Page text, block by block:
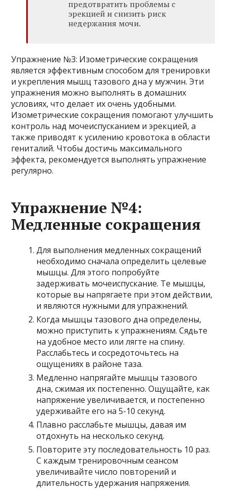
предотвратить проблемы с
эрекцией и снизить риск
недержания мочи.
Упражнение №3: Изометрические сокращения
является эффективным способом для тренировки
и укрепления мышц тазового дна у мужчин. Эти
упражнения можно выполнять в домашних
условиях, что делает их очень удобными.
Изометрические сокращения помогают улучшить
контроль над мочеиспусканием и эрекцией, а
также приводят к усилению кровотока в области
гениталий. Чтобы достичь максимального
эффекта, рекомендуется выполнять упражнение
регулярно.
Упражнение №4:
Медленные сокращения
Для выполнения медленных сокращений
необходимо сначала определить целевые
мышцы. Для этого попробуйте
задерживать мочеиспускание. Те мышцы,
которые вы напрягаете при этом действии,
и являются нужными для упражнений.
Когда мышцы тазового дна определены,
можно приступить к упражнениям. Сядьте
на удобное место или лягте на спину.
Расслабьтесь и сосредоточьтесь на
ощущениях в районе таза.
Медленно напрягайте мышцы тазового
дна, сжимая их постепенно. Ощущайте, как
напряжение увеличивается, и постепенно
удерживайте его на 5-10 секунд.
Плавно расслабьте мышцы, давая им
отдохнуть на несколько секунд.
Повторите эту последовательность 10 раз.
С каждым тренировочным сеансом
увеличивайте число повторений и
длительность удержания напряжения.